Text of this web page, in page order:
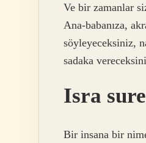
Ve bir zamanlar
Ana-babanıza,
söyleyeceksiniz,
sadaka
Isra
Bir insana bir